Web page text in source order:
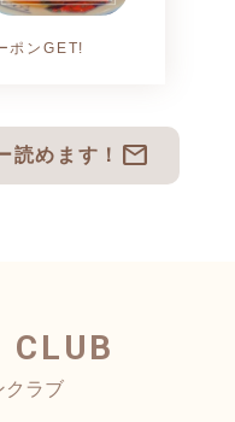
ポンGET!
読めます！ mail
CLUB